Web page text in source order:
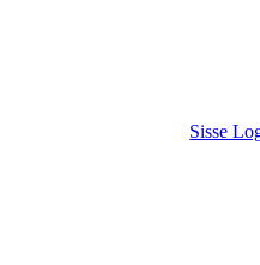
Sisse
Kopeerige
LUUA